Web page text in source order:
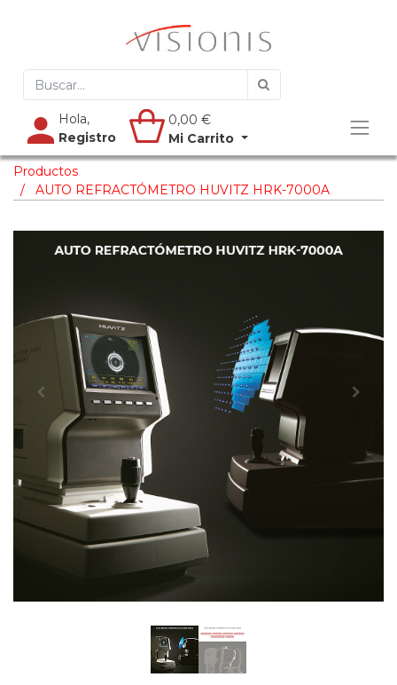
Hola,
Registro
0,00 €
Mi Carrito
Productos
AUTO REFRACTÓMETRO HUVITZ HRK-7000A